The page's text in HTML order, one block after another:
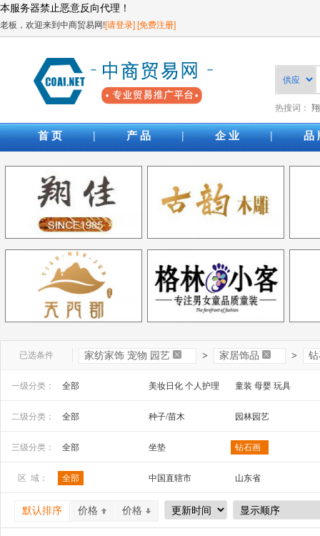
本服务器禁止恶意反向代理！
老板，欢迎来到中商贸易网![请登录][免费注册]
热搜词：
首 页 | 产 品 | 企 业 | 品
已选条件 家纺家饰 宠物 园艺 > 家居饰品 >
一级分类： 全部 美妆日化 个人护理
童装 母婴 玩具
安全防护 五金工具
家装建材 机床 机械及行业设备
二级分类： 全部 种子/苗木 园林园艺
三级分类： 全部 坐垫
钻石画
猫砂
猫隧道 猫爬架
区 域： 全部 中国直辖市
山东省
广西
辽宁省
吉林省
宁夏
四川省 贵州省
默认排序 价格 价格